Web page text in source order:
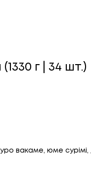
г | 34 шт.)
вакаме, юме сурімі,